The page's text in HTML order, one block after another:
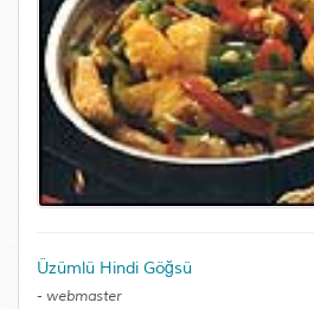
Üzümlü Hindi Göğsü
- webmaster